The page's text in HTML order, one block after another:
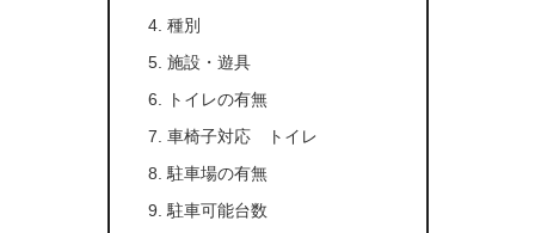
種別
施設・遊具
トイレの有無
車椅子対応 トイレ
駐車場の有無
駐車可能台数